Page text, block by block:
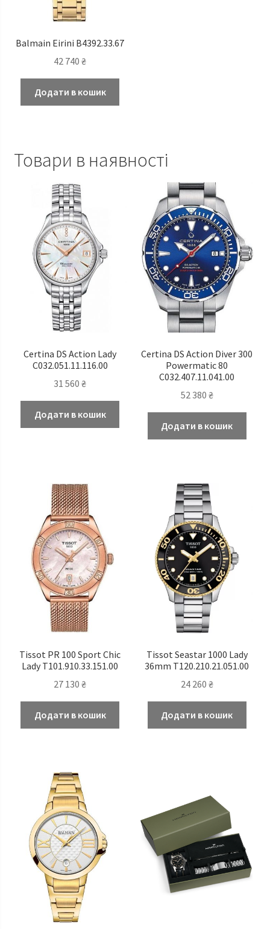
Balmain Eirini B4392.33.67
42 740₴
Додати в кошик
Товари в наявності
Certina DS Action Lady
C032.051.11.116.00
31 560₴
Додати в кошик
Certina DS Action Diver 300
Powermatic 80
C032.407.11.041.00
52 380 ₴
Додати в кошик
Tissot PR 100 Sport Chic
Lady T101.910.33.151.00
27 130₴
Додати в кошик
Tissot Seastar 1000 Lady
36mm T120.210.21.051.00
24 260 ₴
Додати в кошик